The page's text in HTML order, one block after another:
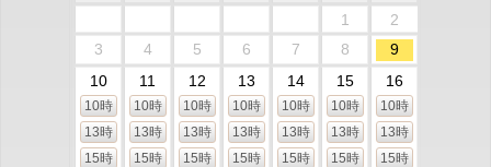
1
2
3
4 5 6 7 8
9
10
10時
13時
15時
11
10時
13時
15時
12
10時
13時
15時
13
10時
13時
15時
14
10時
13時
15時
15
10時
13時
15時
16
10時
13時
15時